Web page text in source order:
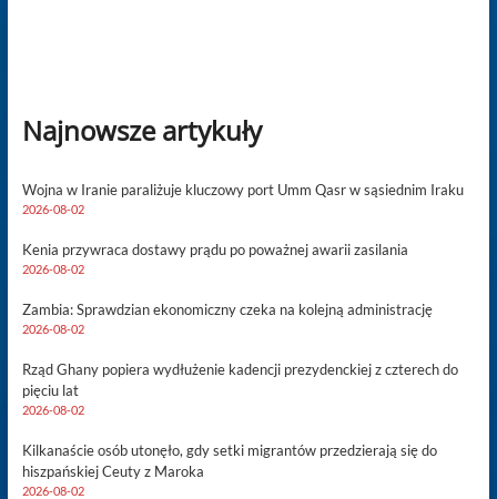
Najnowsze artykuły
Wojna w Iranie paraliżuje kluczowy port Umm Qasr w sąsiednim Iraku
2026-08-02
Kenia przywraca dostawy prądu po poważnej awarii zasilania
2026-08-02
Zambia: Sprawdzian ekonomiczny czeka na kolejną administrację
2026-08-02
Rząd Ghany popiera wydłużenie kadencji prezydenckiej z czterech do
pięciu lat
2026-08-02
Kilkanaście osób utonęło, gdy setki migrantów przedzierają się do
hiszpańskiej Ceuty z Maroka
2026-08-02